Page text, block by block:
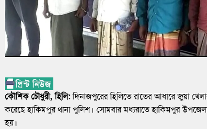
কৌশিক চৌধুরী, হিলি:দিনাজপুরের হিলিতে রাতের আধারে জুয়া
করেছে হাকিমপুর থানা পুলিশ। সোমবার মধ্যরাতে হাকিমপুর
হয়।